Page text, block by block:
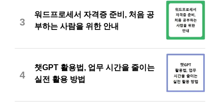
3
워드프로세서 자격증 준비, 처음 공
부하는 사람을 위한 안내
4
챗GPT 활용법, 업무 시간을 줄이는
실전 활용 방법